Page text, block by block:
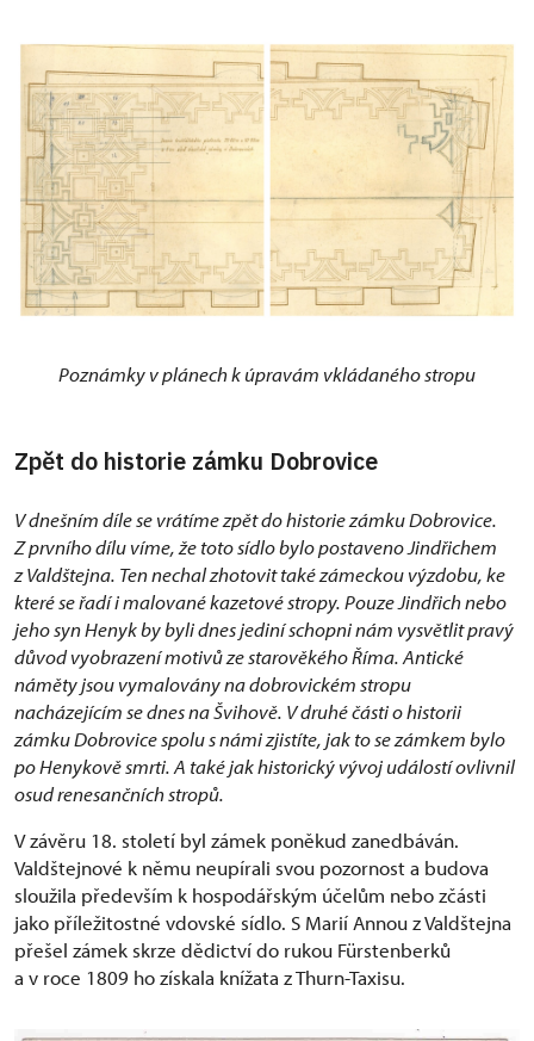
Poznámky v plánech k úpravám vkládaného stropu
Zpět do historie zámku Dobrovice
V dnešním díle se vrátíme zpět do historie zámku Dobrovice.
Z prvního dílu víme, že toto sídlo bylo postaveno Jindřichem
z Valdštejna. Ten nechal zhotovit také zámeckou výzdobu, ke
které se řadí i malované kazetové stropy. Pouze Jindřich nebo
jeho syn Henyk by byli dnes jediní schopni nám vysvětlit pravý
důvod vyobrazení motivů ze starověkého Říma. Antické
náměty jsou vymalovány na dobrovickém stropu
nacházejícím se dnes na Švihově. V druhé části o historii
zámku Dobrovice spolu s námi zjistíte, jak to se zámkem bylo
po Henykově smrti. A také jak historický vývoj událostí ovlivnil
osud renesančních stropů.
V závěru 18. století byl zámek poněkud zanedbáván.
Valdštejnové k němu neupírali svou pozornost a budova
sloužila především k hospodářským účelům nebo zčásti
jako příležitostné vdovské sídlo. S Marií Annou z Valdštejna
přešel zámek skrze dědictví do rukou Fürstenberků
a v roce 1809 ho získala knížata z Thurn-Taxisu.